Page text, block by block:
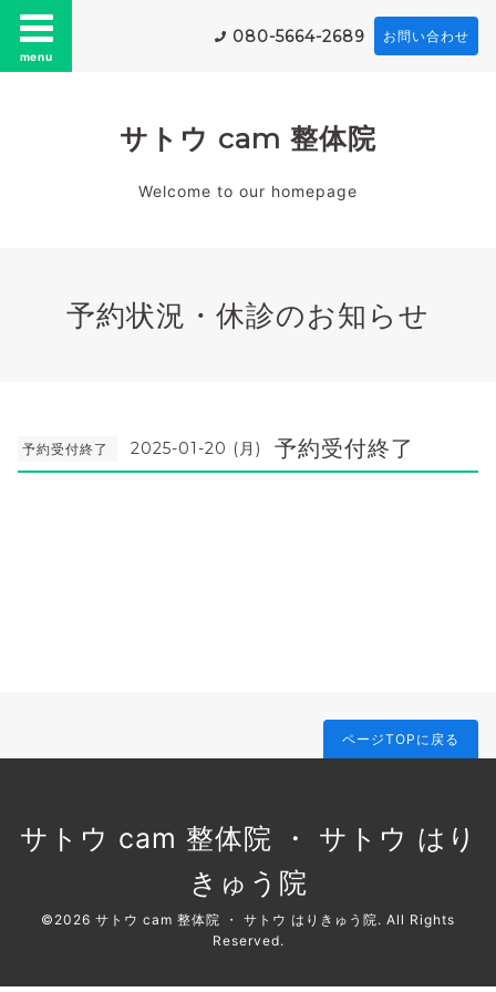
menu
080-5664-2689 お問い合わせ
サトウ cam 整体院
Welcome to our homepage
予約状況・休診のお知らせ
予約受付終了 2025-01-20 (月) 予約受付終了
ページTOPに戻る
サトウ cam 整体院 ・ サトウ はり
きゅう院
©2026 サトウ cam 整体院 ・ サトウ はりきゅう院. All Rights
Reserved.